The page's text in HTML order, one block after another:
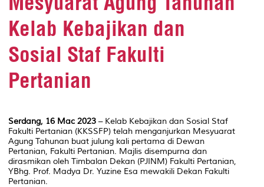
Kelab Kebajikan dan
Sosial Staf Fakulti
Pertanian
Serdang, 16 Mac 2023 – Kelab Kebajikan dan Sosial Staf
Fakulti Pertanian (KKSSFP) telah menganjurkan Mesyuarat
Agung Tahunan buat julung kali pertama di Dewan
Pertanian, Fakulti Pertanian. Majlis disempurna dan
dirasmikan oleh Timbalan Dekan (PJINM) Fakulti Pertanian,
YBhg. Prof. Madya Dr. Yuzine Esa mewakili Dekan Fakulti
Pertanian.